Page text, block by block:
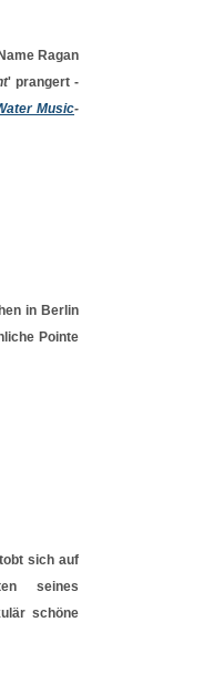
Ragan
' prangert -
Music-
in Berlin
Pointe
sich auf
seines
schöne